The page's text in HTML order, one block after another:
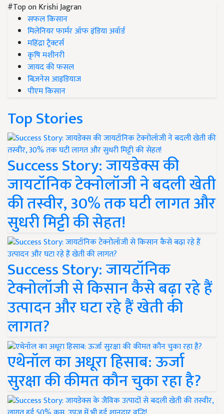
#Top on Krishi Jagran
सफल किसान
मिलेनियर फार्मर ऑफ इंडिया अवॉर्ड
महिंद्रा ट्रैक्टर्स
कृषि मशीनरी
जायद की फसल
बिज़नेस आइडियाज
पीएम किसान
Top Stories
Success Story: जायडेक्स की
जायटॉनिक टेक्नोलॉजी ने बदली खेती
की तस्वीर, 30% तक घटी लागत और
सुधरी मिट्टी की सेहत!
Success Story: जायटॉनिक
टेक्नोलॉजी से किसान कैसे बढ़ा रहे हैं
उत्पादन और घटा रहे हैं खेती की
लागत?
एथेनॉल का अधूरा हिसाब: ऊर्जा
सुरक्षा की कीमत कौन चुका रहा है?